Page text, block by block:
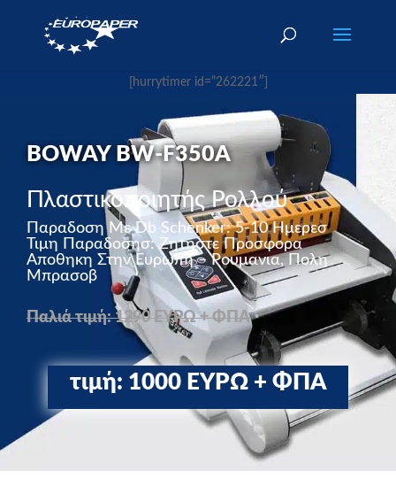
[hurrytimer id=”262221″]
BOWAY BW-F350A
Πλαστικοποιητής Ρολλού
Παραδοση Με Db Schenker: 5-10 Ημερεσ
Τιμη Παραδοσησ: Ζητηστε Προσφορα
Αποθηκη Στην Ευρωπη – Ρουμανια, Πολη
Μπρασοβ
Παλιά τιμή: 1290 ΕΥΡΩ + ΦΠΑ
τιμή: 1000 ΕΥΡΩ + ΦΠΑ